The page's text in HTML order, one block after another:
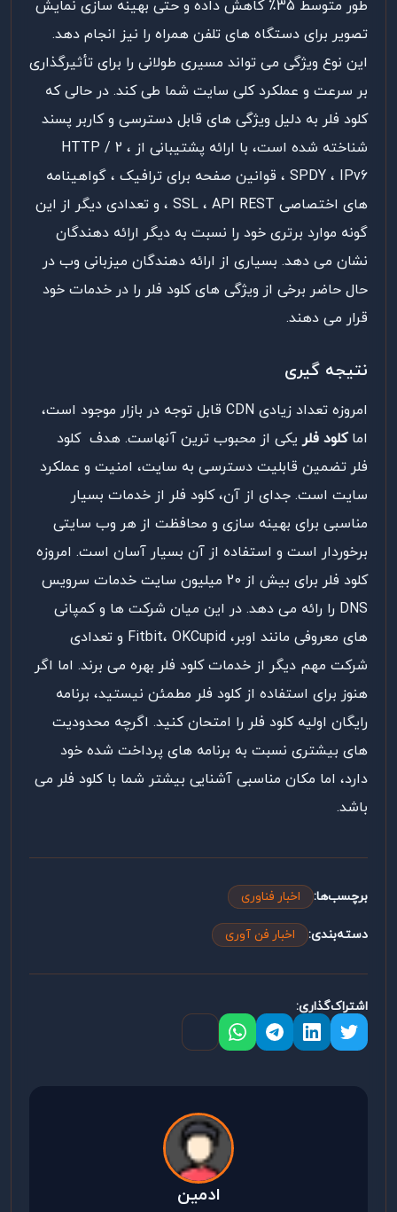
طور متوسط 35٪ کاهش داده و حتی بهینه سازی نمایش
تصویر برای دستگاه های تلفن همراه را نیز انجام دهد.
این نوع ویژگی می تواند مسیری طولانی را برای تأثیرگذاری
بر سرعت و عملکرد کلی سایت شما طی کند. در حالی که
کلود فلر به دلیل ویژگی های قابل دسترسی و کاربر پسند
شناخته شده است، با ارائه پشتیبانی از HTTP / 2 ،
SPDY ، IPv6 ، قوانین صفحه برای ترافیک ، گواهینامه
های اختصاصی SSL ، API REST ، و تعدادی دیگر از این
گونه موارد برتری خود را نسبت به دیگر ارائه دهندگان
نشان می دهد. بسیاری از ارائه دهندگان میزبانی وب در
حال حاضر برخی از ویژگی های کلود فلر را در خدمات خود
قرار می دهند.
نتیجه گیری
امروزه تعداد زیادی CDN قابل توجه در بازار موجود است،
اماکلود فلر یکی از محبوب ترین آنهاست. هدف کلود
فلر تضمین قابلیت دسترسی به سایت، امنیت و عملکرد
سایت است. جدای از آن، کلود فلر از خدمات بسیار
مناسبی برای بهینه سازی و محافظت از هر وب سایتی
برخوردار است و استفاده از آن بسیار آسان است. امروزه
کلود فلر برای بیش از 20 میلیون سایت خدمات سرویس
DNS را رائه می دهد. در این میان شرکت ها و کمپانی
های معروفی مانند اوبر، Fitbit، OKCupid و تعدادی
شرکت مهم دیگر از خدمات کلود فلر بهره می برند. اما اگر
هنوز برای استفاده از کلود فلر مطمئن نیستید، برنامه
رایگان اولیه کلود فلر را امتحان کنید. اگرچه محدودیت
های بیشتری نسبت به برنامه های پرداخت شده خود
دارد، اما مکان مناسبی آشنایی بیشتر شما با کلود فلر می
باشد.
برچسب‌ها: اخبار فناوری
دسته‌بندی: اخبار فن آوری
اشتراک‌گذاری:
ادمین